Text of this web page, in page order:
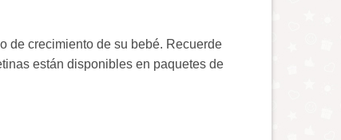
de crecimiento de su bebé. Recuerde
están disponibles en paquetes de